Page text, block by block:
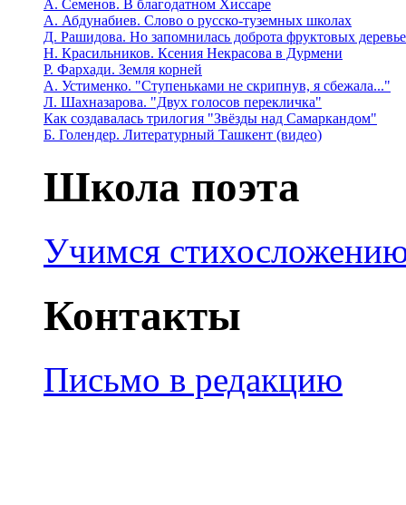
А. Семенов. В благодатном Хиссаре
А. Абдунабиев. Слово о русско-туземных школах
Д. Рашидова. Но запомнилась доброта фруктовых
Н. Красильников. Ксения Некрасова в Дурмени
Р. Фархади. Земля корней
А. Устименко. "Ступеньками не скрипнув, я сбежала..."
Л. Шахназарова. "Двух голосов перекличка"
Как создавалась трилогия "Звёзды над Самаркандом"
Б. Голендер. Литературный Ташкент (видео)
Школа поэта
Учимся
Контакты
Письмо в редакцию